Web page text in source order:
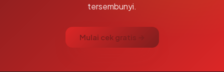
tersembunyi.
Mulai cek gratis →